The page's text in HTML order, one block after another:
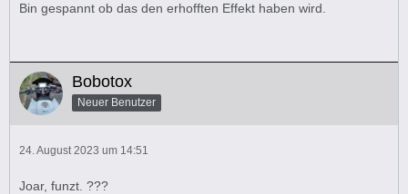
Bin gespannt ob das den erhofften Effekt haben wird.
Bobotox
Neuer Benutzer
24. August 2023 um 14:51
Joar, funzt. ???